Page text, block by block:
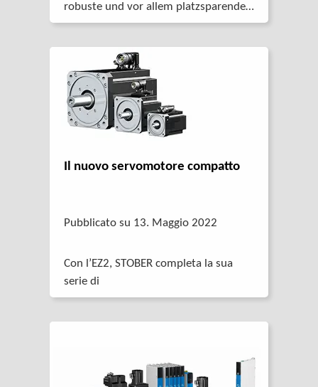
robuste und vor allem platzsparende
Antriebslösung:
Il nuovo servomotore compatto
Pubblicato su 13. Maggio 2022
Con l’EZ2, STOBER completa la sua
serie di